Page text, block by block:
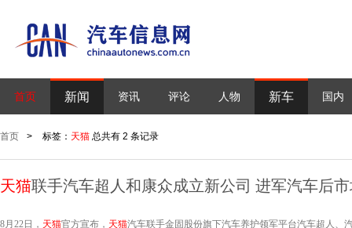
首页 新闻 资讯 评论 人物 新车 国内
首页 > 标签： 天猫 总共有 2 条记录
天猫联手汽车超人和康众成立新公司 进军汽车后
8月22日， 天猫官方宣布， 天猫汽车联手金固股份旗下汽车养护领军平台汽车超人、